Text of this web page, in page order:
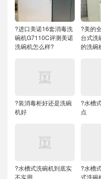
?进口美诺16套消毒洗
碗机G7110C评测美诺
洗碗机怎么样?
?美的
台式洗
的洗碗
?装消毒柜好还是洗碗
机好
?水槽
点
?水槽式洗碗机到底实
不实用
?水槽
式洗碗